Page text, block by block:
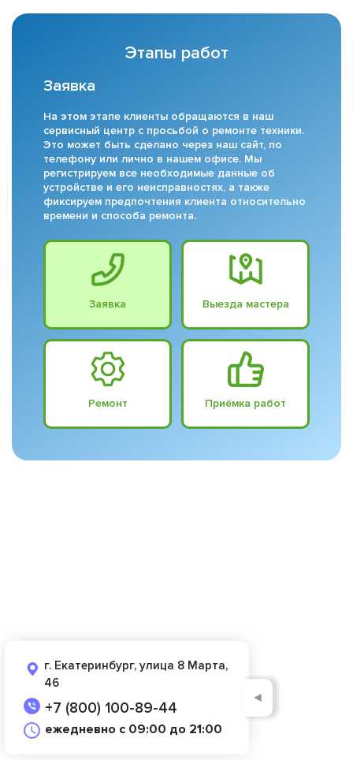
Этапы работ
Заявка
На этом этапе клиенты обращаются в наш
сервисный центр с просьбой о ремонте техники.
Это может быть сделано через наш сайт, по
телефону или лично в нашем офисе. Мы
регистрируем все необходимые данные об
устройстве и его неисправностях, а также
фиксируем предпочтения клиента относительно
времени и способа ремонта.
Заявка Выезда мастера
Ремонт Приёмка работ
г. Екатеринбург, улица 8 Марта,
46
+7 (800) 100-89-44
ежедневно с 09:00 до 21:00
◄